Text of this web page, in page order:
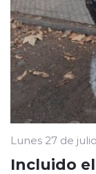
Lunes 27 de
Incluido